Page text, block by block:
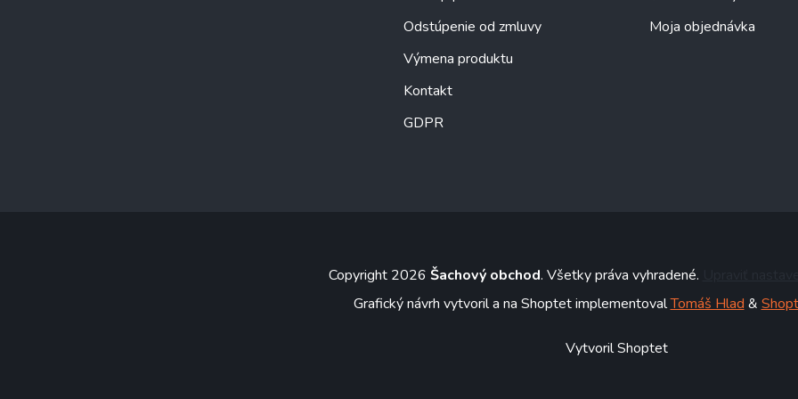
Odstúpenie od zmluvy
Výmena produktu
Kontakt
GDPR
Moja objednávka
Copyright 2026 Šachový obchod. Všetky práva vyhradené.
Grafický návrh vytvoril a na Shoptet implementovalTomáš Hlad &
Vytvoril Shoptet